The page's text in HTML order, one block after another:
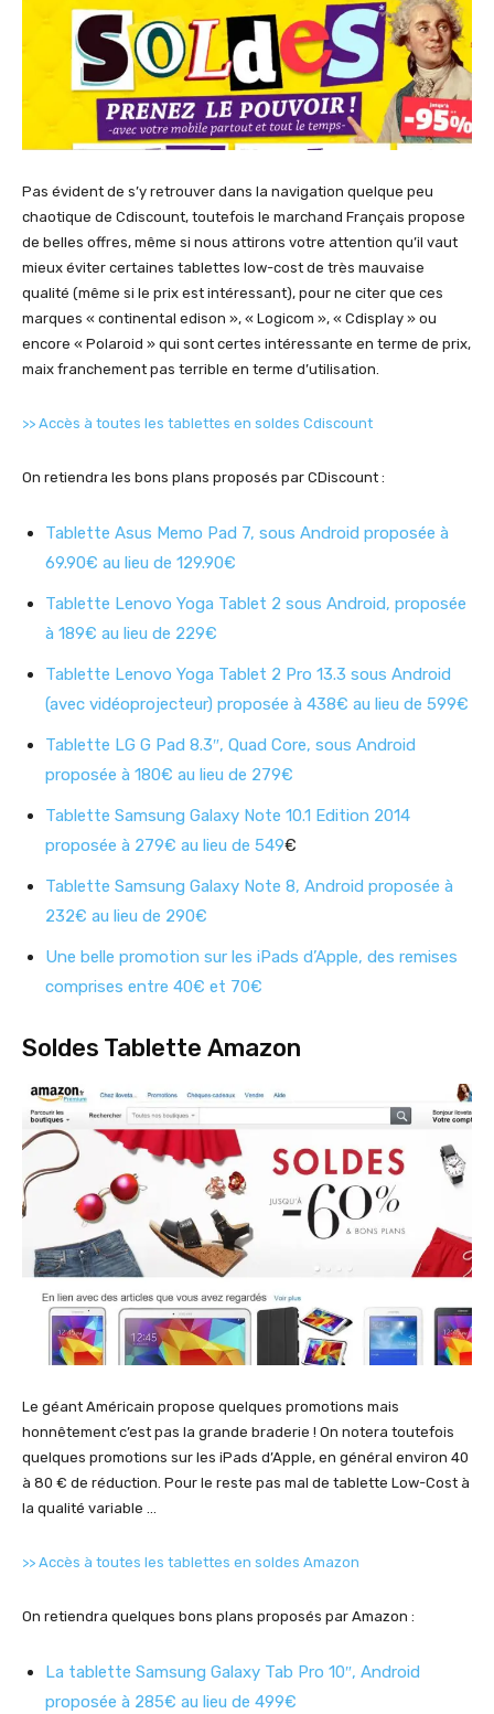
Pas évident de s’y retrouver dans la navigation quelque peu
chaotique de Cdiscount, toutefois le marchand Français propose
de belles offres, même si nous attirons votre attention qu’il vaut
mieux éviter certaines tablettes low-cost de très mauvaise
qualité (même si le prix est intéressant), pour ne citer que ces
marques « continental edison », « Logicom », « Cdisplay » ou
encore « Polaroid » qui sont certes intéressante en terme de prix,
maix franchement pas terrible en terme d’utilisation.
>> Accès à toutes les tablettes en soldes Cdiscount
On retiendra les bons plans proposés par CDiscount :
Tablette Asus Memo Pad 7, sous Android proposée à
69.90€ au lieu de 129.90€
Tablette Lenovo Yoga Tablet 2 sous Android, proposée
à 189€ au lieu de 229€
Tablette Lenovo Yoga Tablet 2 Pro 13.3 sous Android
(avec vidéoprojecteur) proposée à 438€ au lieu de 599€
Tablette LG G Pad 8.3″, Quad Core, sous Android
proposée à 180€ au lieu de 279€
Tablette Samsung Galaxy Note 10.1 Edition 2014
proposée à 279€ au lieu de 549€
Tablette Samsung Galaxy Note 8, Android proposée à
232€ au lieu de 290€
Une belle promotion sur les iPads d’Apple, des remises
comprises entre 40€ et 70€
Soldes Tablette Amazon
Le géant Américain propose quelques promotions mais
honnêtement c’est pas la grande braderie ! On notera toutefois
quelques promotions sur les iPads d’Apple, en général environ 40
à 80 € de réduction. Pour le reste pas mal de tablette Low-Cost à
la qualité variable …
>> Accès à toutes les tablettes en soldes Amazon
On retiendra quelques bons plans proposés par Amazon :
La tablette Samsung Galaxy Tab Pro 10″, Android
proposée à 285€ au lieu de 499€